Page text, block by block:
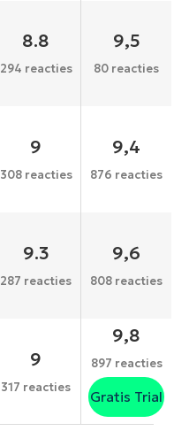
8.8
294 reacties
9,5
80 reacties
9
308 reacties
9,4
876 reacties
9.3
287 reacties
9,6
808 reacties
9
317 reacties
9,8
897 reacties
Gratis Trial